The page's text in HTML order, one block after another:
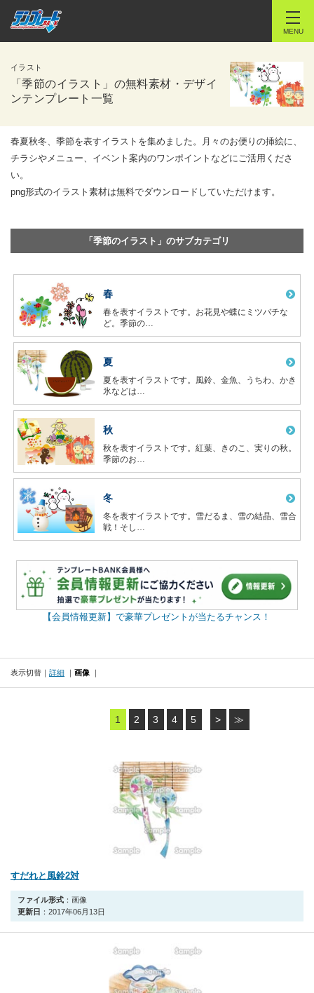
MENU
イラスト
「季節のイラスト」の無料素材・デザイ
ンテンプレート一覧
春夏秋冬、季節を表すイラストを集めました。月々のお便りの挿絵に、
チラシやメニュー、イベント案内のワンポイントなどにご活用くださ
い。
png形式のイラスト素材は無料でダウンロードしていただけます。
「季節のイラスト」のサブカテゴリ
春
春を表すイラストです。お花見や蝶にミツバチな
ど。季節の…
夏
夏を表すイラストです。風鈴、金魚、うちわ、かき
氷などは…
秋
秋を表すイラストです。紅葉、きのこ、実りの秋。
季節のお…
冬
冬を表すイラストです。雪だるま、雪の結晶、雪合
戦！そし…
【会員情報更新】で豪華プレゼントが当たるチャンス！
表示切替 詳細 画像
1 2 3 4 5 > ≫
すだれと風鈴2対
ファイル形式 ：画像
更新日 ：2017年06月13日